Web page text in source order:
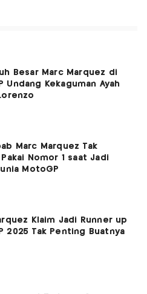
Besar Marc Marquez di
Undang Kekaguman Ayah
Marc Marquez Tak
Pakai Nomor 1 saat Jadi
MotoGP
Klaim Jadi Runner up
2025 Tak Penting Buatnya